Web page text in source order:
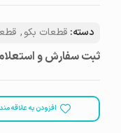
دسته: قطعات بکو,
ثبت سفارش و
افزودن به علاقه